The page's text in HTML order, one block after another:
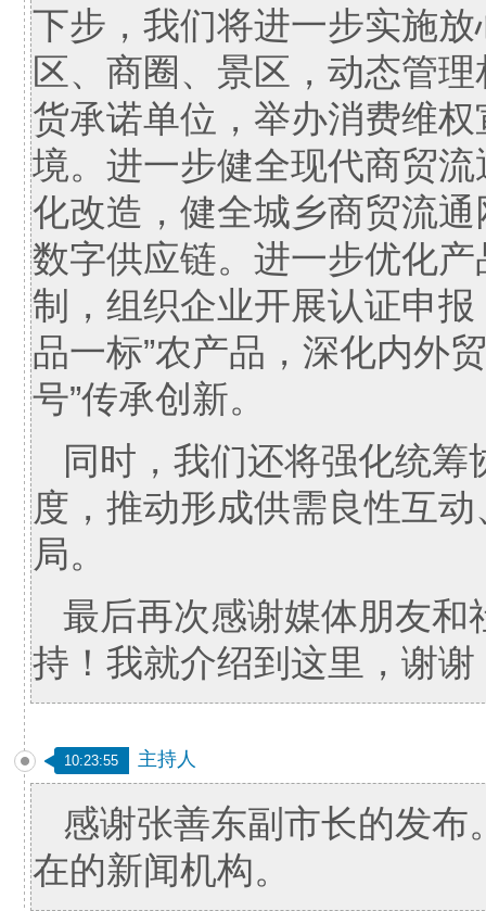
下步，我们将进一步实施
区、商圈、景区，动态管
货承诺单位，举办消费维
境。进一步健全现代商贸
化改造，健全城乡商贸流
数字供应链。进一步优化
制，组织企业开展认证申
品一标”农产品，深化内外
号”传承创新。
同时，我们还将强化统
度，推动形成供需良性互
局。
最后再次感谢媒体朋友和
持！我就介绍到这里，谢谢
10:23:55 主持人
感谢张善东副市长的发
在的新闻机构。